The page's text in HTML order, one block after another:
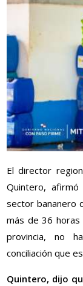
El director
Quintero,
sector bananero
más de 36
provincia, no
conciliación que
Quintero, dijo